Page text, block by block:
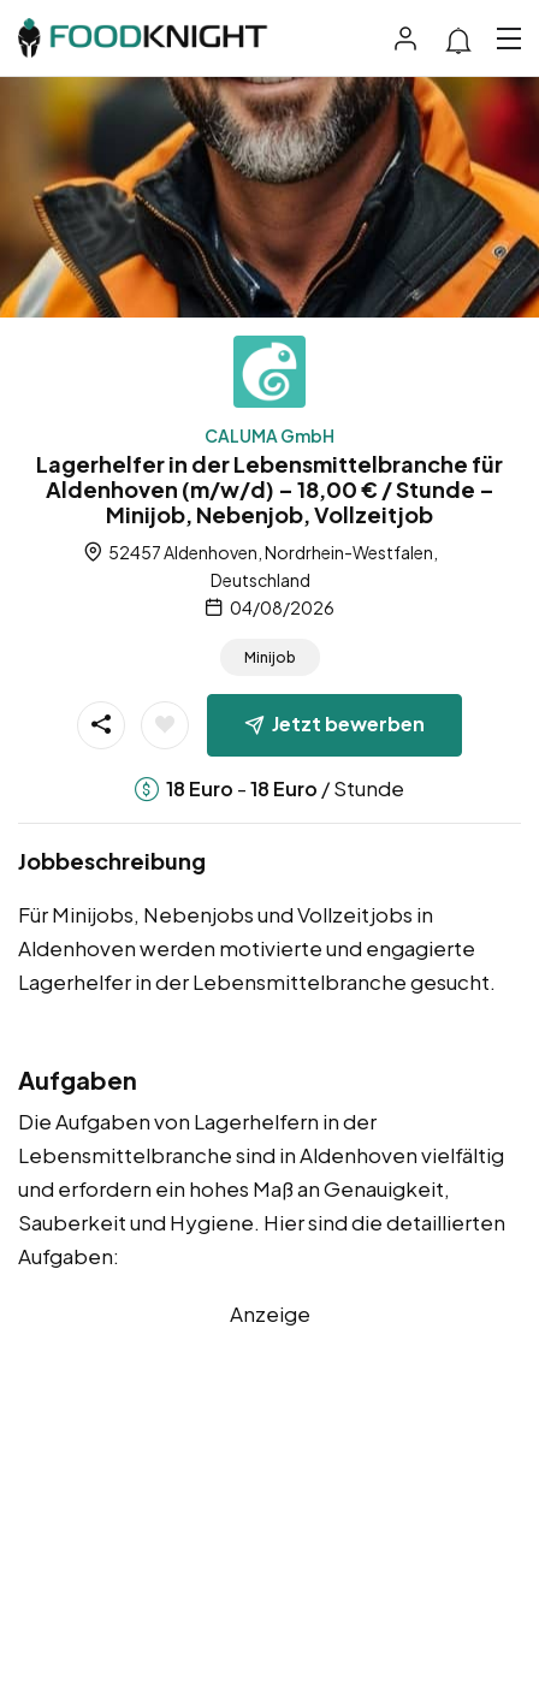
CALUMA GmbH
Lagerhelfer in der Lebensmittelbranche für
Aldenhoven (m/w/d) – 18,00 € / Stunde –
Minijob, Nebenjob, Vollzeitjob
52457 Aldenhoven, Nordrhein-Westfalen,
Deutschland
04/08/2026
Minijob
Jetzt bewerben
18 Euro -18 Euro / Stunde
Jobbeschreibung
Für Minijobs, Nebenjobs und Vollzeitjobs in
Aldenhoven werden motivierte und engagierte
Lagerhelfer in der Lebensmittelbranche gesucht.
Aufgaben
Die Aufgaben von Lagerhelfern in der
Lebensmittelbranche sind in Aldenhoven vielfältig
und erfordern ein hohes Maß an Genauigkeit,
Sauberkeit und Hygiene. Hier sind die detaillierten
Aufgaben:
Anzeige